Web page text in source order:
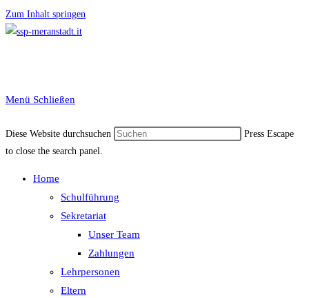
Zum Inhalt springen
Menü Schließen
Diese Website durchsuchen
Press Escape
to close the search panel.
Home
Schulführung
Sekretariat
Unser Team
Zahlungen
Lehrpersonen
Eltern